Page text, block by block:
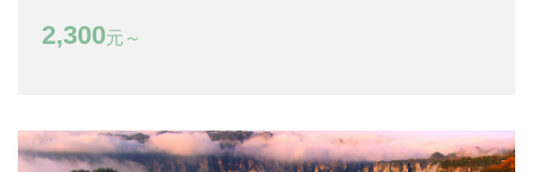
2,300元～